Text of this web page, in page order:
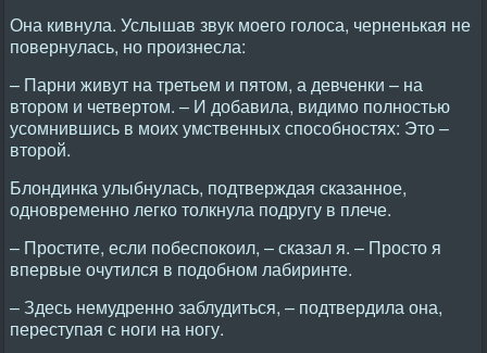
Она кивнула. Услышав звук моего голоса, черненькая не
повернулась, но произнесла:
– Парни живут на третьем и пятом, а девченки – на
втором и четвертом. – И добавила, видимо полностью
усомнившись в моих умственных способностях: Это –
второй.
Блондинка улыбнулась, подтверждая сказанное,
одновременно легко толкнула подругу в плече.
– Простите, если побеспокоил, – сказал я. – Просто я
впервые очутился в подобном лабиринте.
– Здесь немудренно заблудиться, – подтвердила она,
переступая с ноги на ногу.